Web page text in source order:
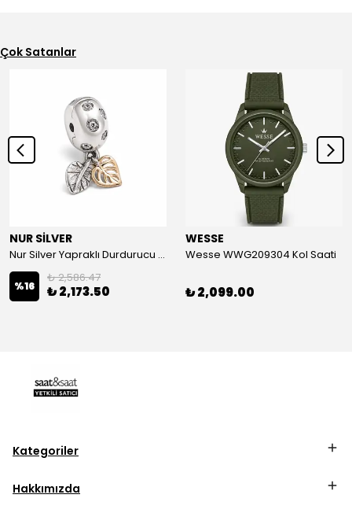
Çok Satanlar
NUR SİLVER
Nur Silver Yapraklı Durdurucu Gümüş Charm - NUR-CM00501
%16
₺ 2,586.47
₺ 2,173.50
WESSE
Wesse WWG209304 Kol Saati
₺ 2,099.00
Kategoriler
Hakkımızda